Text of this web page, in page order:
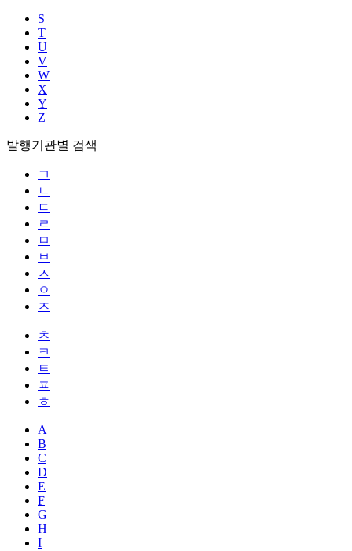
S
T
U
V
W
X
Y
Z
발행기관별 검색
ㄱ
ㄴ
ㄷ
ㄹ
ㅁ
ㅂ
ㅅ
ㅇ
ㅈ
ㅊ
ㅋ
ㅌ
ㅍ
ㅎ
A
B
C
D
E
F
G
H
I